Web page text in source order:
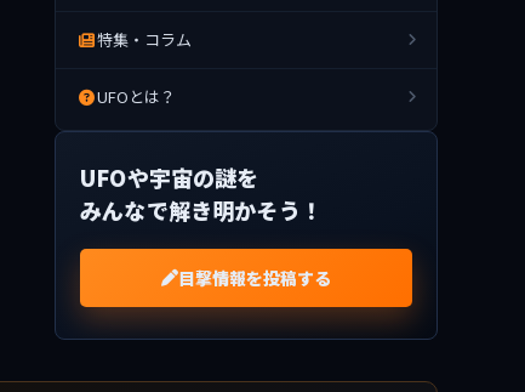
特集・コラム
UFOとは？
UFOや宇宙の謎を
みんなで解き明かそう！
目撃情報を投稿する